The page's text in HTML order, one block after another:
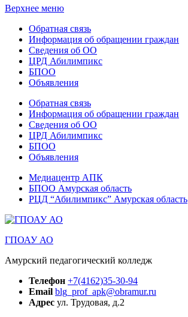
Верхнее меню
Обратная связь
Информация об обращении граждан
Сведения об ОО
ЦРД Абилимпикс
БПОО
Объявления
Обратная связь
Информация об обращении граждан
Сведения об ОО
ЦРД Абилимпикс
БПОО
Объявления
Медиацентр АПК
БПОО Амурская область
РЦД “Абилимпикс” Амурская область
ГПОАУ АО
Амурский педагогический колледж
Телефон +7(4162)35-30-94
Email blg_prof_apk@obramur.ru
Адрес ул. Трудовая, д.2